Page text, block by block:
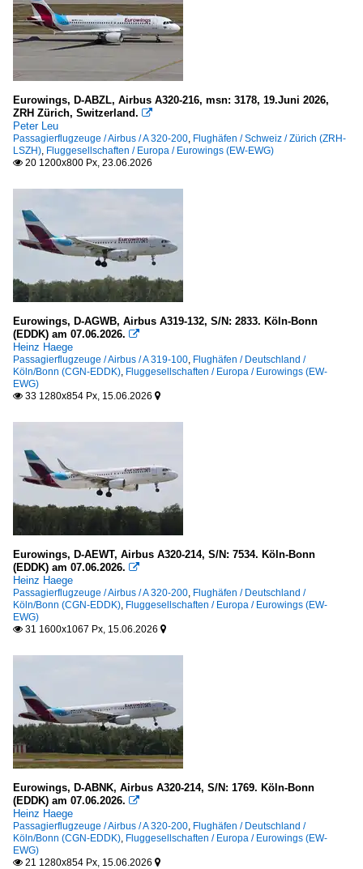
Eurowings, D-ABZL, Airbus A320-216, msn: 3178, 19.Juni 2026,
ZRH Zürich, Switzerland. 
Peter Leu
Passagierflugzeuge / Airbus / A 320-200, Flughäfen / Schweiz / Zürich (ZRH-
LSZH), Fluggesellschaften / Europa / Eurowings (EW-EWG)
 20 1200x800 Px, 23.06.2026
Eurowings, D-AGWB, Airbus A319-132, S/N: 2833. Köln-Bonn
(EDDK) am 07.06.2026. 
Heinz Haege
Passagierflugzeuge / Airbus / A 319-100, Flughäfen / Deutschland /
Köln/Bonn (CGN-EDDK), Fluggesellschaften / Europa / Eurowings (EW-
EWG)
 33 1280x854 Px, 15.06.2026 
Eurowings, D-AEWT, Airbus A320-214, S/N: 7534. Köln-Bonn
(EDDK) am 07.06.2026. 
Heinz Haege
Passagierflugzeuge / Airbus / A 320-200, Flughäfen / Deutschland /
Köln/Bonn (CGN-EDDK), Fluggesellschaften / Europa / Eurowings (EW-
EWG)
 31 1600x1067 Px, 15.06.2026 
Eurowings, D-ABNK, Airbus A320-214, S/N: 1769. Köln-Bonn
(EDDK) am 07.06.2026. 
Heinz Haege
Passagierflugzeuge / Airbus / A 320-200, Flughäfen / Deutschland /
Köln/Bonn (CGN-EDDK), Fluggesellschaften / Europa / Eurowings (EW-
EWG)
 21 1280x854 Px, 15.06.2026 